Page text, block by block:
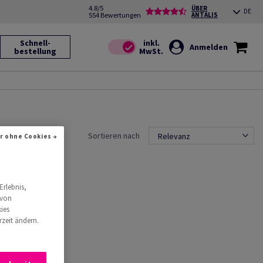
4.8/5
554 Bewertungen
ÜBER
ANTALIS DE
Schnell-
bestellung Anmelden
Sortieren nach Relevanz
ändern.
ohne Cookies →